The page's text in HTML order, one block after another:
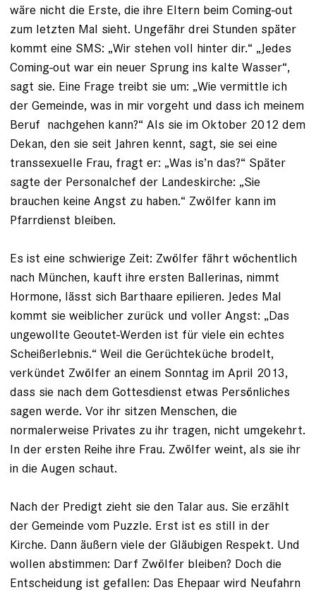
wäre nicht die Erste, die ihre Eltern beim Coming-out
zum letzten Mal sieht. Ungefähr drei Stunden später
kommt eine SMS: „Wir ­stehen voll hinter dir.“ „Jedes
Coming-out war ein neuer Sprung ins kalte Wasser“,
sagt sie. Eine Frage treibt sie um: „Wie vermittle ich
der Gemeinde, was in mir vorgeht und dass ich meinem
Beruf nachgehen kann?“ Als sie im Oktober 2012 dem
Dekan, den sie seit Jahren kennt, sagt, sie sei eine
transsexuelle Frau, fragt er: „Was is’n das?“ Später
sagte der Personalchef der Landeskirche: „Sie
brauchen keine Angst zu haben.“ Zwölfer kann im
Pfarrdienst bleiben.
Es ist eine schwierige Zeit: Zwölfer fährt wöchentlich
nach München, kauft ihre ersten Ballerinas, nimmt
Hormone, lässt sich Barthaare epilieren. Jedes Mal
kommt sie weiblicher zurück und voller Angst: „Das
ungewollte Geoutet-Werden ist für viele ein echtes
Scheißerlebnis.“ Weil die Gerüchteküche brodelt,
verkündet Zwölfer an einem Sonntag im April 2013,
dass sie nach dem Gottesdienst etwas Persönliches
sagen werde. Vor ihr sitzen Menschen, die
normalerweise Privates zu ihr tragen, nicht umgekehrt.
In der ersten Reihe ihre Frau. Zwölfer weint, als sie ihr
in die Augen schaut.
Nach der Predigt zieht sie den Talar aus. Sie erzählt
der Gemeinde vom Puzzle. Erst ist es still in der
Kirche. Dann äußern viele der Gläubigen Respekt. Und
wollen abstimmen: Darf Zwölfer bleiben? Doch die
Entscheidung ist gefallen: Das Ehepaar wird Neufahrn